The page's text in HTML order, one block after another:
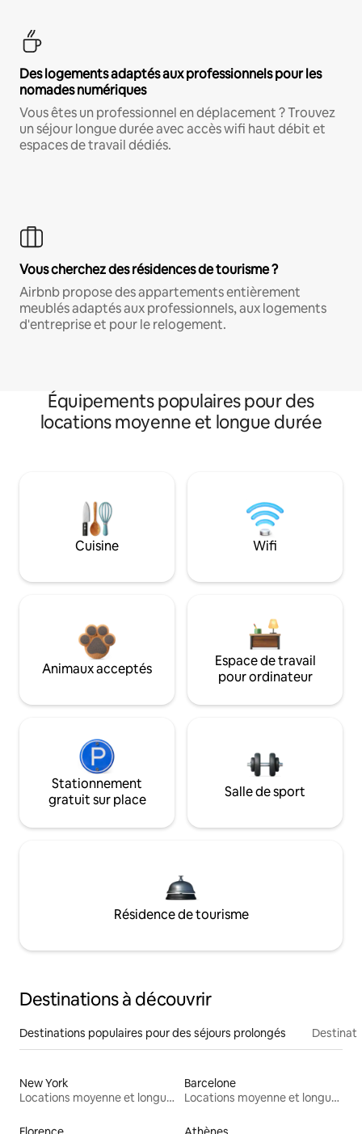
Des logements adaptés aux professionnels pour les
nomades numériques
Vous êtes un professionnel en déplacement ? Trouvez
un séjour longue durée avec accès wifi haut débit et
espaces de travail dédiés.
Vous cherchez des résidences de tourisme ?
Airbnb propose des appartements entièrement
meublés adaptés aux professionnels, aux logements
d'entreprise et pour le relogement.
Équipements populaires pour des
locations moyenne et longue durée
Cuisine Wifi
Animaux acceptés
Espace de travail
pour ordinateur
Stationnement
gratuit sur place
Salle de sport
Résidence de tourisme
Destinations à découvrir
Destinations populaires pour des séjours prolongés
New York
Locations moyenne et longue durée
Barcelone
Locations moyenne et longue durée